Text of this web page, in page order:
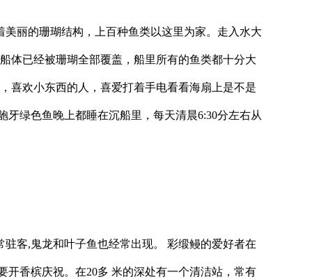
丽的珊瑚结构，上百种鱼类以这里为家。走入水大
体已经被珊瑚全部覆盖，船里所有的鱼类都十分大
喜欢小东西的人，喜爱打着手电看看海扇上是不是
绿色鱼晚上都睡在沉船里，每天清晨6:30分左右从
客,鬼龙和叶子鱼也经常出现。 彩缎鳗的爱好者在
香槟庆祝。在20多 米的深处有一个清洁站，常有